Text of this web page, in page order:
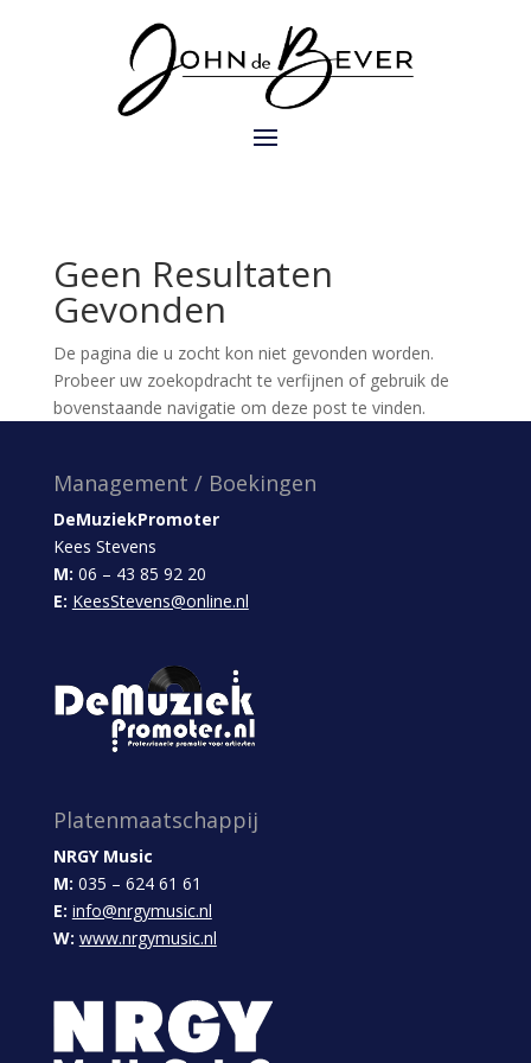
Geen Resultaten
Gevonden
De pagina die u zocht kon niet gevonden worden.
Probeer uw zoekopdracht te verfijnen of gebruik de
bovenstaande navigatie om deze post te vinden.
Management / Boekingen
DeMuziekPromoter
Kees Stevens
M: 06 – 43 85 92 20
E: KeesStevens@online.nl
Platenmaatschappij
NRGY Music
M: 035 – 624 61 61
E: info@nrgymusic.nl
W: www.nrgymusic.nl